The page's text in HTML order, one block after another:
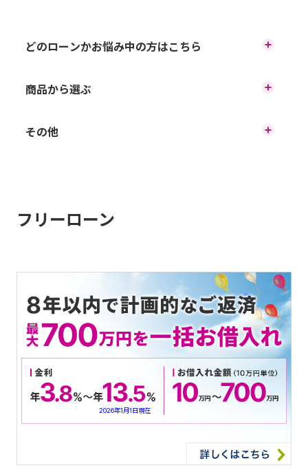
どのローンかお悩み中の方はこちら
ローンチャート
お使いみちから選ぶ
商品から選ぶ
フリーローン
その他
お手続きの流れ
マイページをお持ちの方
各種規定、約款
フリーローン
2026年1月1日現在